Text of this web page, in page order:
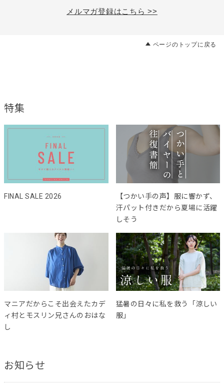
メルマガ登録はこちら >>
ページのトップに戻る
特集
FINAL SALE 2026
【つかい手の声】服に響かず、
汗パット付きだから夏場に活躍
しそう
マニアだからこそ出会えたカデ
ィ村とモスリン兄さんのおはな
し
猛暑の日々に私を救う「涼しい
服」
お知らせ